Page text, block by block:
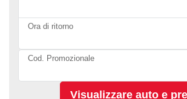
Ora di ritorno
Cod. Promozionale